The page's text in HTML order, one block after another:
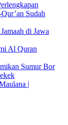
Sudah
di Jawa
Al Quran
Sumur Bor
|